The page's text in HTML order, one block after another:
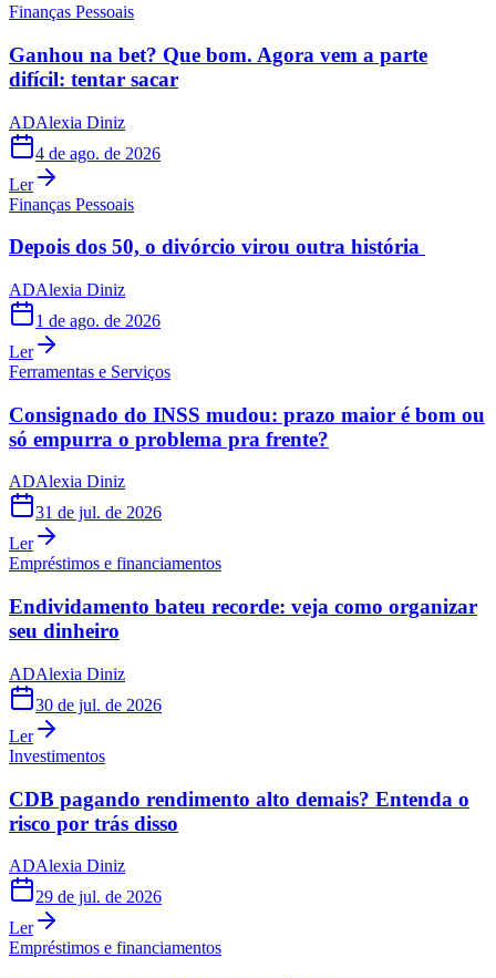
Finanças Pessoais
Ganhou na bet? Que bom. Agora vem a parte
difícil: tentar sacar
ADAlexia Diniz
4 de ago. de 2026
Ler
Finanças Pessoais
Depois dos 50, o divórcio virou outra história
ADAlexia Diniz
1 de ago. de 2026
Ler
Ferramentas e Serviços
Consignado do INSS mudou: prazo maior é bom ou
só empurra o problema pra frente?
ADAlexia Diniz
31 de jul. de 2026
Ler
Empréstimos e financiamentos
Endividamento bateu recorde: veja como organizar
seu dinheiro
ADAlexia Diniz
30 de jul. de 2026
Ler
Investimentos
CDB pagando rendimento alto demais? Entenda o
risco por trás disso
ADAlexia Diniz
29 de jul. de 2026
Ler
Empréstimos e financiamentos